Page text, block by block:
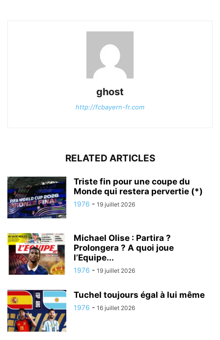
ghost
http://fcbayern-fr.com
RELATED ARTICLES
Triste fin pour une coupe du
Monde qui restera pervertie (*)
1976 - 19 juillet 2026
Michael Olise : Partira ?
Prolongera ? A quoi joue
l’Equipe...
1976 - 19 juillet 2026
Tuchel toujours égal à lui même
1976 - 16 juillet 2026